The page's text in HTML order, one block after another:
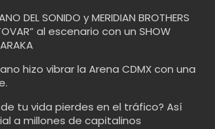
DEL SONIDO y MERIDIAN BROTHERS
al escenario con un SHOW
hizo vibrar la Arena CDMX con una
tu vida pierdes en el tráfico? Así
a millones de capitalinos